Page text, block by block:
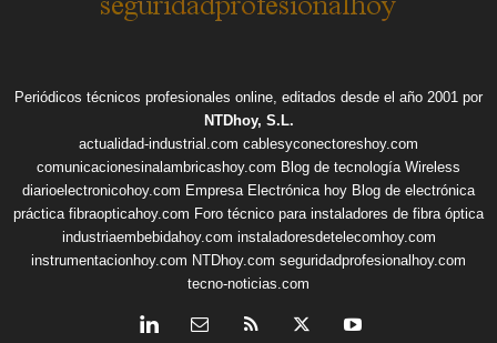
Periódicos técnicos profesionales online, editados desde el año 2001 por
NTDhoy, S.L.
actualidad-industrial.com cablesyconectoreshoy.com
comunicacionesinalambricashoy.com Blog de tecnología Wireless
diarioelectronicohoy.com Empresa Electrónica hoy Blog de electrónica
práctica fibraopticahoy.com Foro técnico para instaladores de fibra óptica
industriaembebidahoy.com instaladoresdetelecomhoy.com
instrumentacionhoy.com NTDhoy.com seguridadprofesionalhoy.com
tecno-noticias.com